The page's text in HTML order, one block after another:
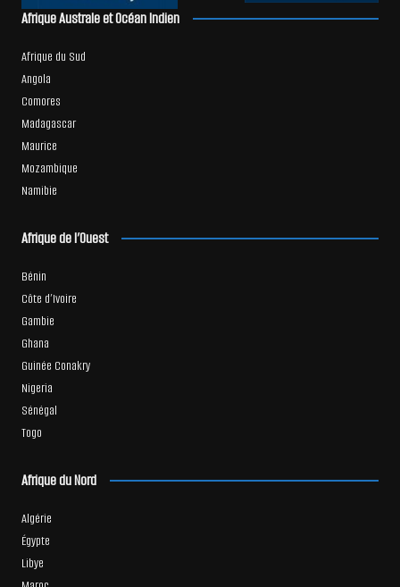
Afrique Australe et Océan Indien
Afrique du Sud
Angola
Comores
Madagascar
Maurice
Mozambique
Namibie
Afrique de l’Ouest
Bénin
Côte d’Ivoire
Gambie
Ghana
Guinée Conakry
Nigeria
Sénégal
Togo
Afrique du Nord
Algérie
Égypte
Libye